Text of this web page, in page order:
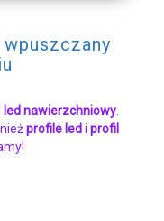
led nawierzchniowy
profile ledi profil